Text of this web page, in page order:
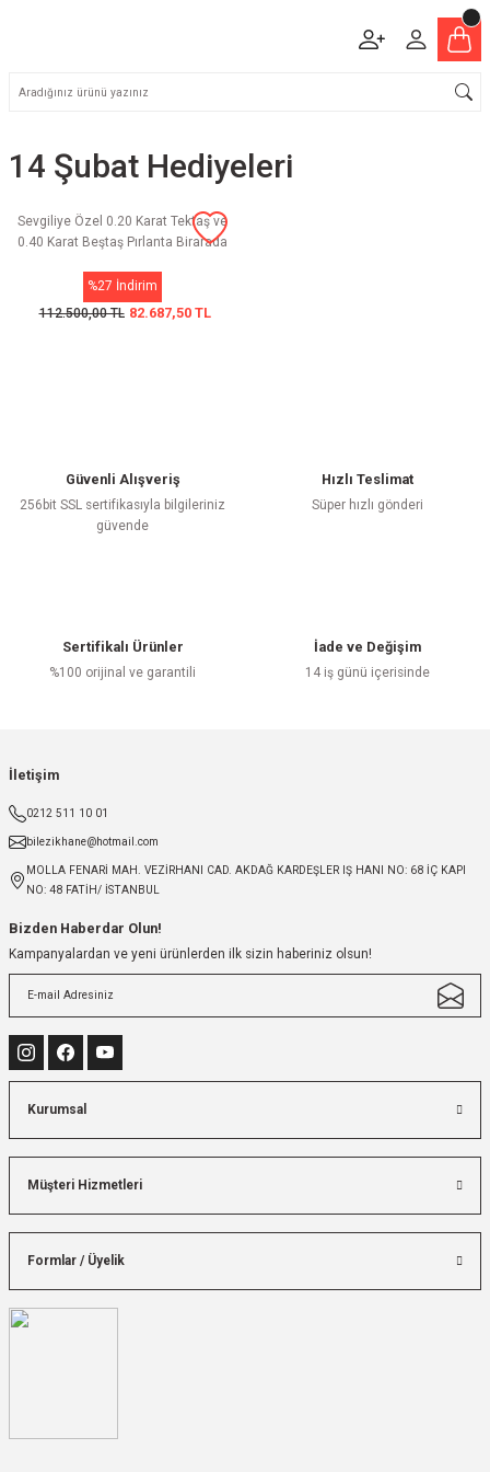
14 Şubat Hediyeleri
Sevgiliye Özel 0.20 Karat Tektaş ve
0.40 Karat Beştaş Pırlanta Birarada
%27 İndirim
112.500,00 TL 82.687,50 TL
Güvenli Alışveriş
256bit SSL sertifikasıyla bilgileriniz
güvende
Hızlı Teslimat
Süper hızlı gönderi
Sertifikalı Ürünler
%100 orijinal ve garantili
İade ve Değişim
14 iş günü içerisinde
İletişim
0212 511 10 01
bilezikhane@hotmail.com
MOLLA FENARİ MAH. VEZİRHANI CAD. AKDAĞ KARDEŞLER IŞ HANI NO: 68 İÇ KAPI
NO: 48 FATİH/ İSTANBUL
Bizden Haberdar Olun!
Kampanyalardan ve yeni ürünlerden ilk sizin haberiniz olsun!
Kurumsal
Müşteri Hizmetleri
Formlar / Üyelik